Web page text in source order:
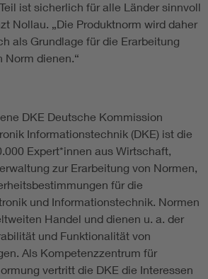
ist sicherlich für alle Länder sinnvoll
Nollau. „Die Produktnorm wird daher
als Grundlage für die Erarbeitung
Norm dienen.“
DKE Deutsche Kommission
Informationstechnik (DKE) ist die
Expert*innen aus Wirtschaft,
zur Erarbeitung von Normen,
für die
und Informationstechnik. Normen
Handel und dienen u. a. der
und Funktionalität von
Als Kompetenzzentrum für
vertritt die DKE die Interessen